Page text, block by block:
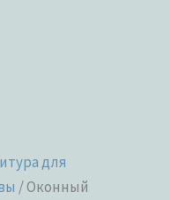
для
/ Оконный